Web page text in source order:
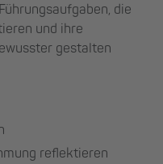
die
und ihre
gestalten
reflektieren